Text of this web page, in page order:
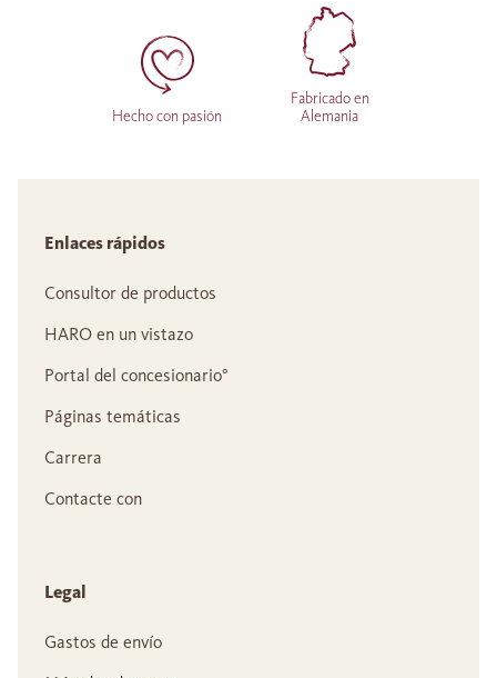
Hecho con pasión
Fabricado en
Alemania
Enlaces rápidos
Consultor de productos
HARO en un vistazo
Portal del concesionario°
Páginas temáticas
Carrera
Contacte con
Legal
Gastos de envío